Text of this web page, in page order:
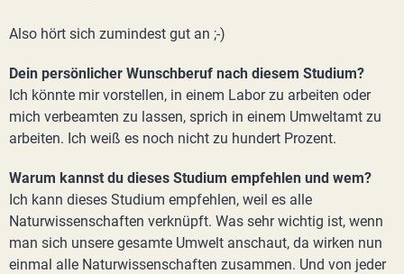
Also hört sich zumindest gut an ;-)
Dein persönlicher Wunschberuf nach diesem Studium?
Ich könnte mir vorstellen, in einem Labor zu arbeiten oder
mich verbeamten zu lassen, sprich in einem Umweltamt zu
arbeiten. Ich weiß es noch nicht zu hundert Prozent.
Warum kannst du dieses Studium empfehlen und wem?
Ich kann dieses Studium empfehlen, weil es alle
Naturwissenschaften verknüpft. Was sehr wichtig ist, wenn
man sich unsere gesamte Umwelt anschaut, da wirken nun
einmal alle Naturwissenschaften zusammen. Und von jeder